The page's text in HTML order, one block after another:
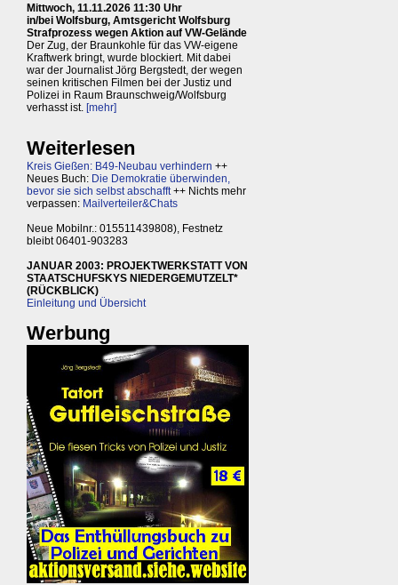
Mittwoch, 11.11.2026 11:30 Uhr
in/bei Wolfsburg, Amtsgericht Wolfsburg
Strafprozess wegen Aktion auf VW-Gelände
Der Zug, der Braunkohle für das VW-eigene
Kraftwerk bringt, wurde blockiert. Mit dabei
war der Journalist Jörg Bergstedt, der wegen
seinen kritischen Filmen bei der Justiz und
Polizei in Raum Braunschweig/Wolfsburg
verhasst ist. [mehr]
Weiterlesen
Kreis Gießen: B49-Neubau verhindern ++
Neues Buch: Die Demokratie überwinden,
bevor sie sich selbst abschafft++ Nichts mehr
verpassen: Mailverteiler&Chats
Neue Mobilnr.: 015511439808), Festnetz
bleibt 06401-903283
JANUAR 2003: PROJEKTWERKSTATT VON
STAATSCHUFSKYS NIEDERGEMUTZELT*
(RÜCKBLICK)
Einleitung und Übersicht
Werbung